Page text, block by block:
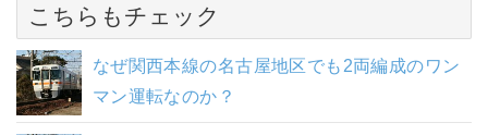
こちらもチェック
なぜ関西本線の名古屋地区でも2両編成のワン
マン運転なのか？